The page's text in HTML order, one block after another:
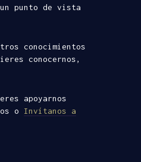
un punto de vista
conocimientos
conocernos,
apoyarnos
o Invítanos a